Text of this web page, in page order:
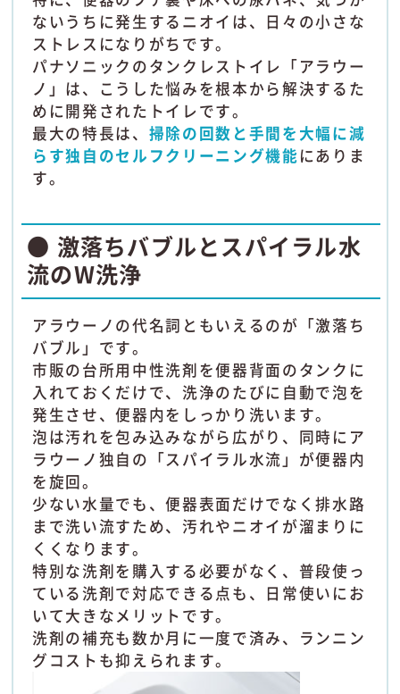
ないうちに発生するニオイは、日々の小さな
ストレスになりがちです。
パナソニックのタンクレストイレ「アラウー
ノ」は、こうした悩みを根本から解決するた
めに開発されたトイレです。
最大の特長は、 掃除の回数と手間を大幅に減
らす独自のセルフクリーニング機能にありま
す。
● 激落ちバブルとスパイラル水
流のW洗浄
アラウーノの代名詞ともいえるのが「激落ち
バブル」です。
市販の台所用中性洗剤を便器背面のタンクに
入れておくだけで、洗浄のたびに自動で泡を
発生させ、便器内をしっかり洗います。
泡は汚れを包み込みながら広がり、同時にア
ラウーノ独自の「スパイラル水流」が便器内
を旋回。
少ない水量でも、便器表面だけでなく排水路
まで洗い流すため、汚れやニオイが溜まりに
くくなります。
特別な洗剤を購入する必要がなく、普段使っ
ている洗剤で対応できる点も、日常使いにお
いて大きなメリットです。
洗剤の補充も数か月に一度で済み、ランニン
グコストも抑えられます。